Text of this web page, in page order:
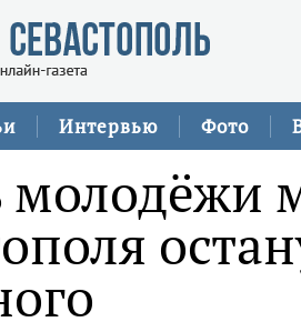
Интервью Фото
молодёжи